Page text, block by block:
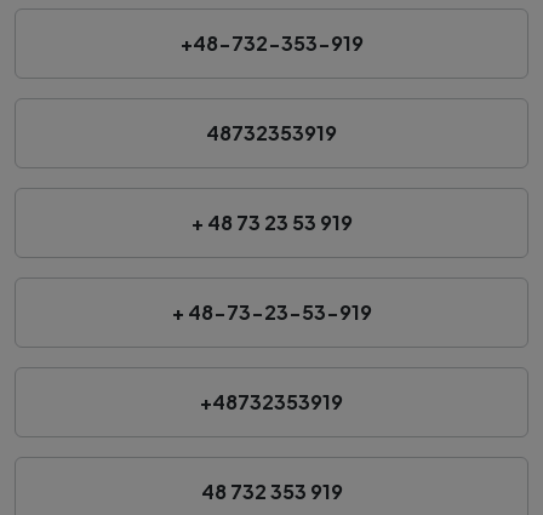
+48-732-353-919
48732353919
+ 48 73 23 53 919
+ 48-73-23-53-919
+48732353919
48 732 353 919